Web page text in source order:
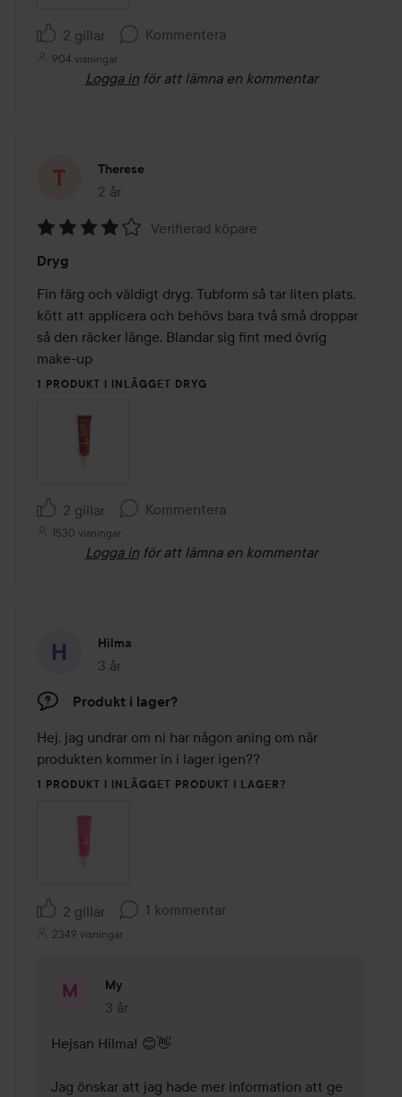
2 gillar Kommentera
904 visningar
Logga in för att lämna en kommentar
Therese
2 år
Inlägget skapades 2 år
4
av
5
Verifierad köpare
Dryg
Fin färg och väldigt dryg. Tubform så tar liten plats,
kött att applicera och behövs bara två små droppar
så den räcker länge. Blandar sig fint med övrig
make-up
1 PRODUKT I INLÄGGET DRYG
2 gillar Kommentera
1530 visningar
Logga in för att lämna en kommentar
Hilma
3 år
Inlägget skapades 3 år
Produkt i lager?
Hej, jag undrar om ni har någon aning om när
produkten kommer in i lager igen??
1 PRODUKT I INLÄGGET PRODUKT I LAGER?
2 gillar 1 kommentar
2349 visningar
My
3 år
Kommentaren lades 3 år
Hejsan Hilma! 😊👋
Jag önskar att jag hade mer information att ge